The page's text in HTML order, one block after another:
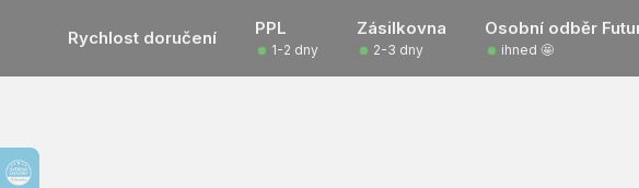
Rychlost doručení PPL Zásilkovna Osobní odběr
1-2 dny 2-3 dny ihned 🤩